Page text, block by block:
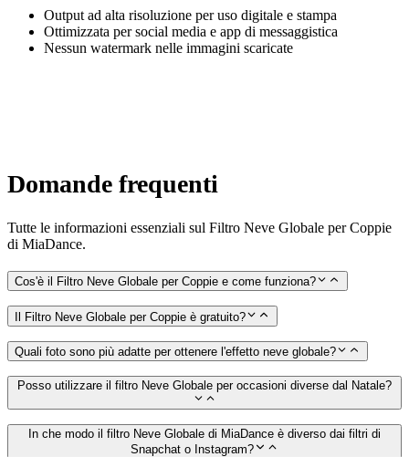
Output ad alta risoluzione per uso digitale e stampa
Ottimizzata per social media e app di messaggistica
Nessun watermark nelle immagini scaricate
Domande frequenti
Tutte le informazioni essenziali sul Filtro Neve Globale per Coppie
di MiaDance.
Cos'è il Filtro Neve Globale per Coppie e come funziona?
Il Filtro Neve Globale per Coppie è gratuito?
Quali foto sono più adatte per ottenere l'effetto neve globale?
Posso utilizzare il filtro Neve Globale per occasioni diverse dal Natale?
In che modo il filtro Neve Globale di MiaDance è diverso dai filtri di
Snapchat o Instagram?